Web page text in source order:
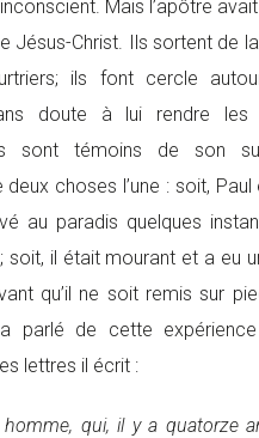
Mais l’apôtre
Jésus-Christ. Ils sortent de
ils font cercle
doute à lui rendre les
sont témoins de son
deux choses l’une : soit,
au paradis quelques
soit, il était mourant et a eu
qu’il ne soit remis sur
parlé de cette
lettres il écrit :
qui, il y a quatorze